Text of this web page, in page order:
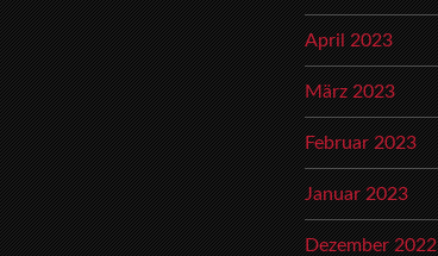
April 2023
März 2023
Februar 2023
Januar 2023
Dezember 2022